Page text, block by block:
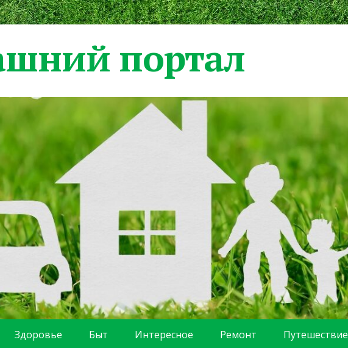
портал
Здоровье Быт Интересное Ремонт Путешествие